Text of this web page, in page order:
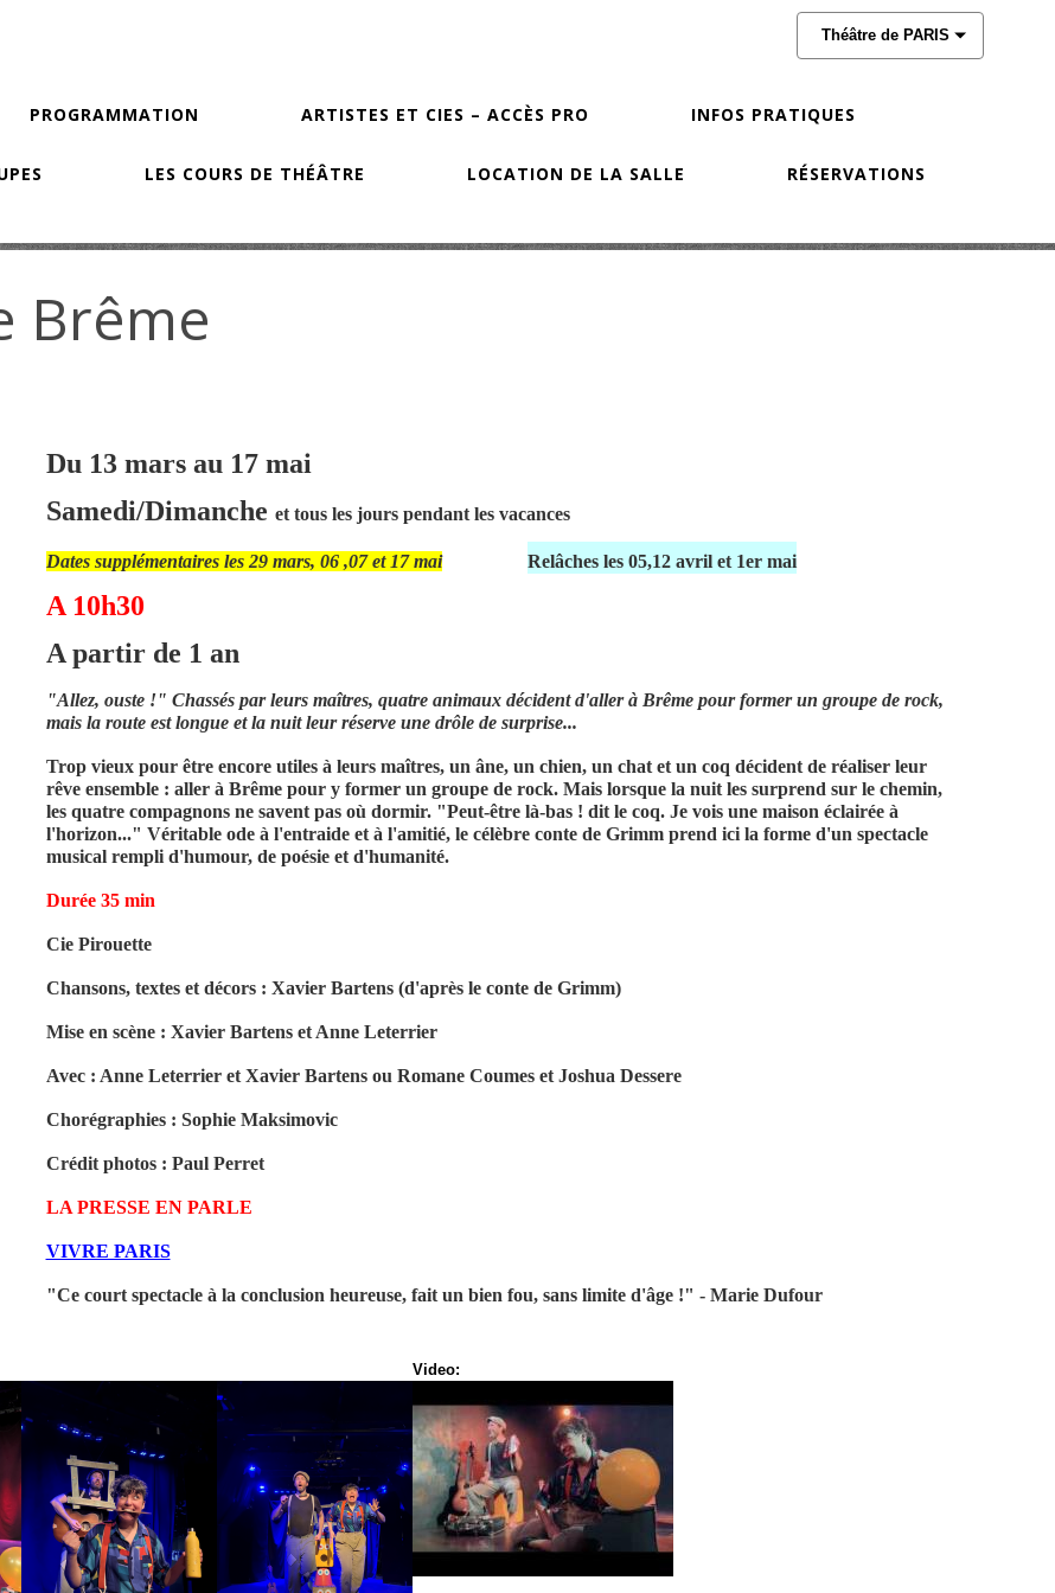
Théâtre de PARIS
PROGRAMMATION ARTISTES ET CIES – ACCÈS PRO INFOS PRATIQUES
LES COURS DE THÉÂTRE LOCATION DE LA SALLE RÉSERVATIONS
Brême
Du 13 mars au 17 mai
Samedi/Dimanche et tous les jours pendant les vacances
Dates supplémentaires les 29 mars, 06 ,07 et 17 mai Relâches les 05,12 avril et 1er mai
A 10h30
A partir de 1 an
"Allez, ouste !" Chassés par leurs maîtres, quatre animaux décident d'aller à Brême pour former un groupe de rock,
mais la route est longue et la nuit leur réserve une drôle de surprise...
Trop vieux pour être encore utiles à leurs maîtres, un âne, un chien, un chat et un coq décident de réaliser leur
rêve ensemble : aller à Brême pour y former un groupe de rock. Mais lorsque la nuit les surprend sur le chemin,
les quatre compagnons ne savent pas où dormir. "Peut-être là-bas ! dit le coq. Je vois une maison éclairée à
l'horizon..." Véritable ode à l'entraide et à l'amitié, le célèbre conte de Grimm prend ici la forme d'un spectacle
musical rempli d'humour, de poésie et d'humanité.
Durée 35 min
Cie Pirouette
Chansons, textes et décors : Xavier Bartens (d'après le conte de Grimm)
Mise en scène : Xavier Bartens et Anne Leterrier
Avec : Anne Leterrier et Xavier Bartens ou Romane Coumes et Joshua Dessere
Chorégraphies : Sophie Maksimovic
Crédit photos : Paul Perret
LA PRESSE EN PARLE
VIVRE PARIS
"Ce court spectacle à la conclusion heureuse, fait un bien fou, sans limite d'âge !" - Marie Dufour
Video: